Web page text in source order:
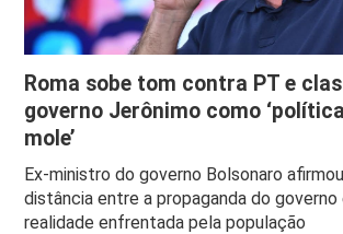
Roma sobe tom contra PT e
governo Jerônimo como
mole’
Ex-ministro do governo Bolsonaro
distância entre a propaganda do
realidade enfrentada pela população